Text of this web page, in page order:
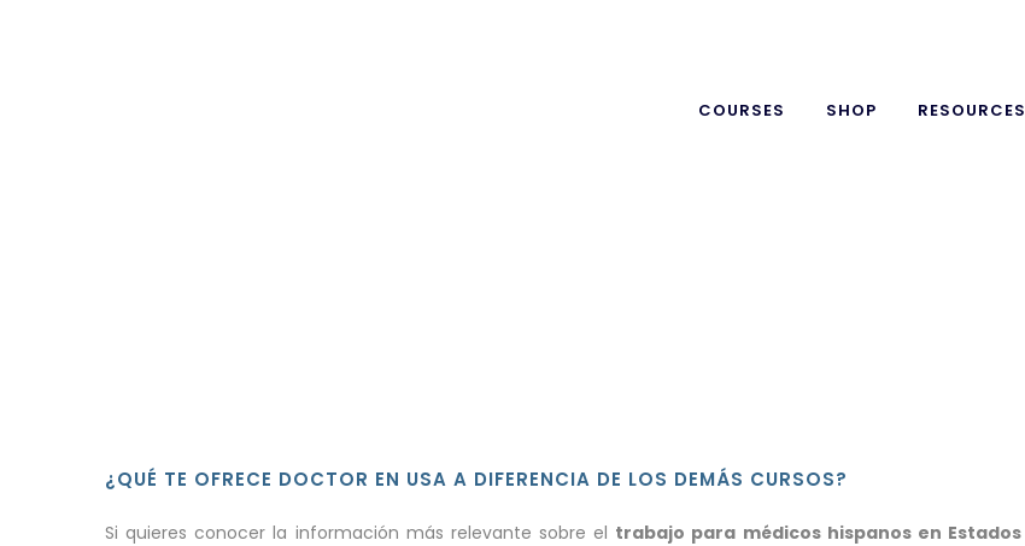
COURSES SHOP RESOURCES
¿QUÉ TE OFRECE DOCTOR EN USA A DIFERENCIA DE LOS DEMÁS CURSOS?
Si quieres conocer la información más relevante sobre el trabajo para médicos hispanos en Estados